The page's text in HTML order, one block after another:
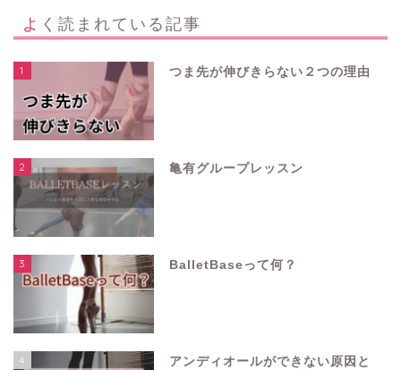
よく読まれている記事
1 つま先が伸びきらない２つの理由
2 亀有グループレッスン
3 BalletBaseって何？
4
アンディオールができない原因と